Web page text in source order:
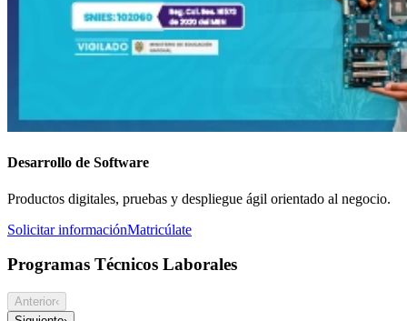
Desarrollo de Software
Productos digitales, pruebas y despliegue ágil orientado al negocio.
Solicitar informaciónMatricúlate
Programas Técnicos Laborales
Anterior‹